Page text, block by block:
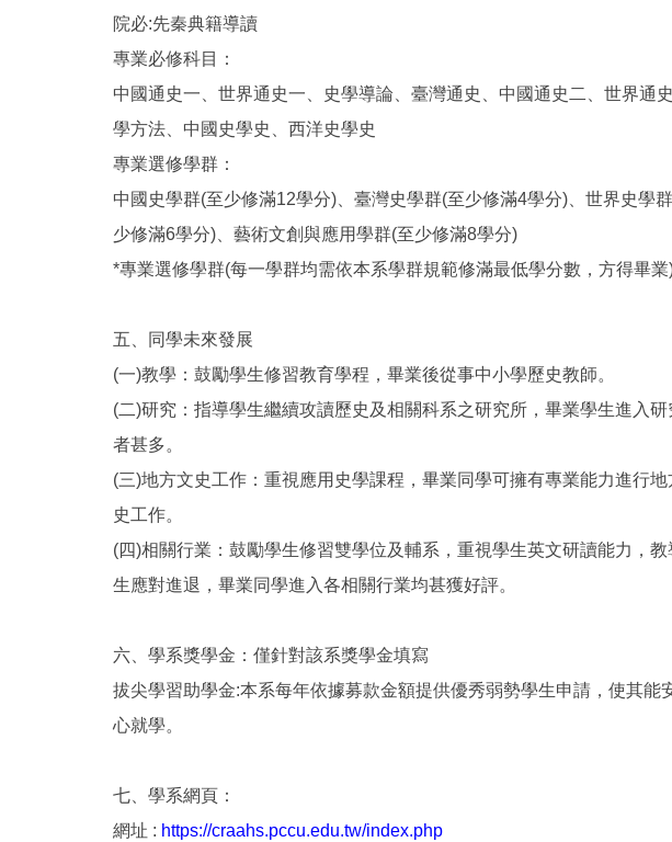
院必:先秦典籍導讀
專業必修科目：
中國通史一、世界通史一、史學導論、臺灣通史、中國通史二、世界通
學方法、中國史學史、西洋史學史
專業選修學群：
中國史學群(至少修滿12學分)、臺灣史學群(至少修滿4學分)、世界史學
少修滿6學分)、藝術文創與應用學群(至少修滿8學分)
*專業選修學群(每一學群均需依本系學群規範修滿最低學分數，方得畢業
五、同學未來發展
(一)教學：鼓勵學生修習教育學程，畢業後從事中小學歷史教師。
(二)研究：指導學生繼續攻讀歷史及相關科系之研究所，畢業學生進入研
者甚多。
(三)地方文史工作：重視應用史學課程，畢業同學可擁有專業能力進行地
史工作。
(四)相關行業：鼓勵學生修習雙學位及輔系，重視學生英文研讀能力，教
生應對進退，畢業同學進入各相關行業均甚獲好評。
六、學系獎學金：僅針對該系獎學金填寫
拔尖學習助學金:本系每年依據募款金額提供優秀弱勢學生申請，使其能
心就學。
七、學系網頁：
網址 : https://craahs.pccu.edu.tw/index.php